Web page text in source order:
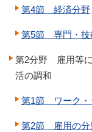
第4節 経済分野
第5節 専門・技
第2分野 雇用等に
活の調和
第1節 ワーク・
第2節 雇用の分